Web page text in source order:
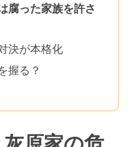
腐った家族を許さ
決が本格化
握る？